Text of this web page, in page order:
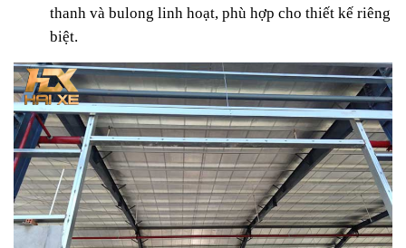
thanh và bulong linh hoạt, phù hợp cho thiết kế riêng
biệt.